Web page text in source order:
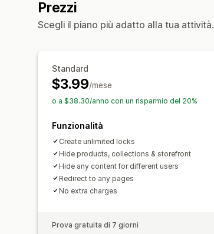
Prezzi
Scegli il piano più adatto alla tua attività.
Standard
$3.99/mese
o a $38.30/anno con un risparmio del 20%
Funzionalità
Create unlimited locks
Hide products, collections & storefront
Hide any content for different users
Redirect to any pages
No extra charges
Prova gratuita di 7 giorni